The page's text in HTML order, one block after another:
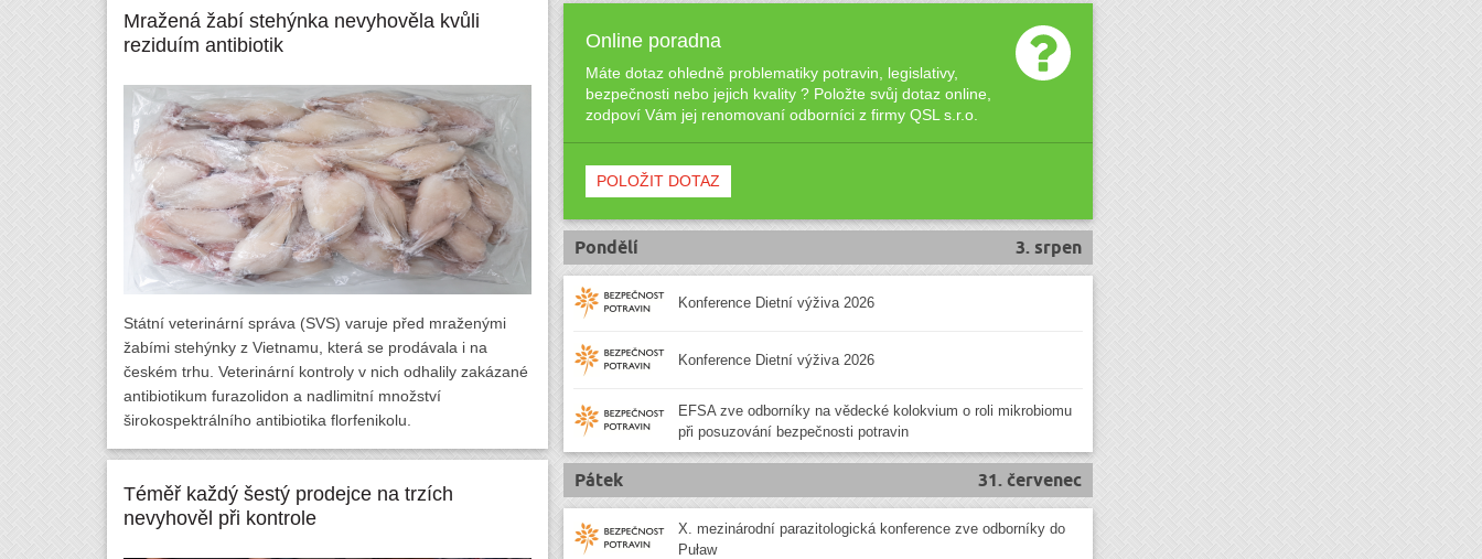
Mražená žabí stehýnka nevyhověla kvůli
reziduím antibiotik
Státní veterinární správa (SVS) varuje před mraženými
žabími stehýnky z Vietnamu, která se prodávala i na
českém trhu. Veterinární kontroly v nich odhalily zakázané
antibiotikum furazolidon a nadlimitní množství
širokospektrálního antibiotika florfenikolu.
Téměř každý šestý prodejce na trzích
nevyhověl při kontrole
Online poradna
Máte dotaz ohledně problematiky potravin, legislativy,
bezpečnosti nebo jejich kvality ? Položte svůj dotaz online,
zodpoví Vám jej renomovaní odborníci z firmy QSL s.r.o.
POLOŽIT DOTAZ
3. srpen
Pondělí
Konference Dietní výživa 2026
Konference Dietní výživa 2026
EFSA zve odborníky na vědecké kolokvium o roli mikrobiomu
při posuzování bezpečnosti potravin
31. červenec
Pátek
X. mezinárodní parazitologická konference zve odborníky do
Puław